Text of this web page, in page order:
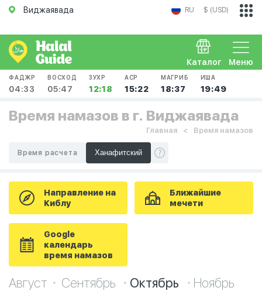
Виджаявада RU $ (USD)
Меню
Каталог
ФАДЖР
04:33
ВОСХОД
05:47
ЗУХР
12:18
АСР
15:22
МАГРИБ
18:37
ИША
19:49
Время намазов в г. Виджаявада
Главная Время намазов
Время расчета
Направление на
Киблу
Ближайшие
мечети
Google
календарь
время намазов
Август Сентябрь Октябрь Ноябрь